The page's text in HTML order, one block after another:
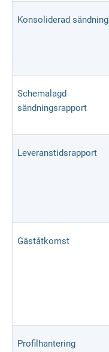
Konsoliderad sändning
Schemalagd
sändningsrapport
Leveranstidsrapport
Gäståtkomst
Profilhantering